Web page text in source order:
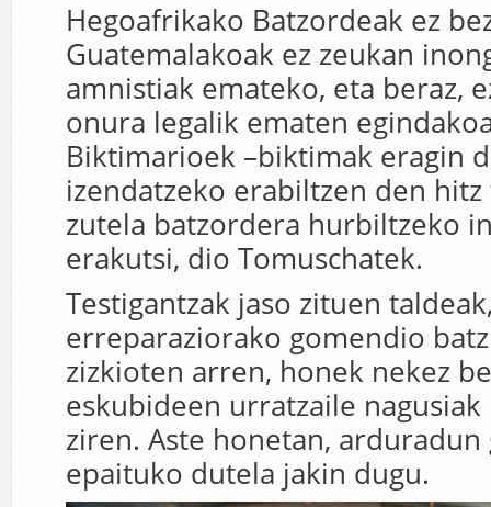
Hegoafrikako Batzordeak ez
Guatemalakoak ez zeukan
amnistiak emateko, eta beraz,
onura legalik ematen
Biktimarioek –biktimak eragin
izendatzeko erabiltzen den hitz
zutela batzordera hurbiltzeko
erakutsi, dio Tomuschatek.
Testigantzak jaso zituen
erreparaziorako gomendio
zizkioten arren, honek nekez
eskubideen urratzaile
ziren. Aste honetan, arduradun
epaituko dutela jakin dugu.